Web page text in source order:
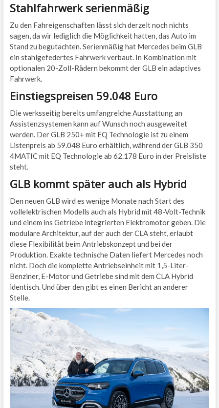
Stahlfahrwerk serienmäßig
Zu den Fahreigenschaften lässt sich derzeit noch nichts
sagen, da wir lediglich die Möglichkeit hatten, das Auto im
Stand zu begutachten. Serienmäßig hat Mercedes beim GLB
ein stahlgefedertes Fahrwerk verbaut. In Kombination mit
optionalen 20-Zoll-Rädern bekommt der GLB ein adaptives
Fahrwerk.
Einstiegspreisen 59.048 Euro
Die werksseitig bereits umfangreiche Ausstattung an
Assistenzsystemen kann auf Wunsch noch ausgeweitet
werden. Der GLB 250+ mit EQ Technologie ist zu einem
Listenpreis ab 59.048 Euro erhältlich, während der GLB 350
4MATIC mit EQ Technologie ab 62.178 Euro in der Preisliste
steht.
GLB kommt später auch als Hybrid
Den neuen GLB wird es wenige Monate nach Start des
vollelektrischen Modells auch als Hybrid mit 48-Volt-Technik
und einem ins Getriebe integrierten Elektromotor geben. Die
modulare Architektur, auf der auch der CLA steht, erlaubt
diese Flexibilität beim Antriebskonzept und bei der
Produktion. Exakte technische Daten liefert Mercedes noch
nicht. Doch die komplette Antriebseinheit mit 1,5-Liter-
Benziner, E-Motor und Getriebe sind mit dem CLA Hybrid
identisch. Und über den gibt es einen Bericht an anderer
Stelle.